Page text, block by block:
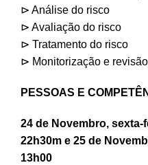
⊳ Análise do risco
⊳ Avaliação do risco
⊳ Tratamento do risco
⊳ Monitorização e
PESSOAS E
24 de Novembro, sexta-
22h30m e 25 de
13h00